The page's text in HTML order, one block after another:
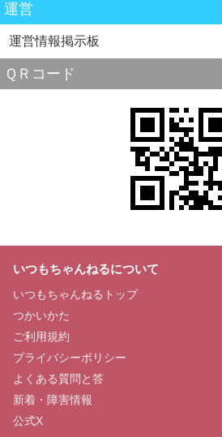
運営
運営情報掲示板
ＱＲコード
いつもちゃんねるについて
いつもちゃんねるトップ
つかいかた
ご利用規約
プライバシーポリシー
よくある質問と答
新着・障害情報
公式X